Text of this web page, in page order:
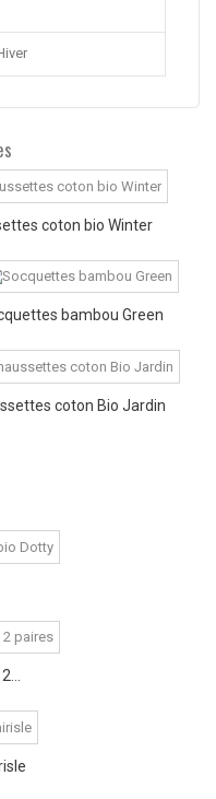
coton bio Winter
bambou Green
coton Bio Jardin